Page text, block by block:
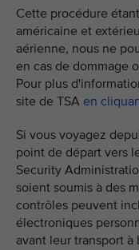
Cette procédure
américaine et
aérienne, nous ne
en cas de dommage
Pour plus
site de TSA en
Si vous voyagez
point de départ vers
Security
soient soumis à des
contrôles peuvent
électroniques
avant leur transport à